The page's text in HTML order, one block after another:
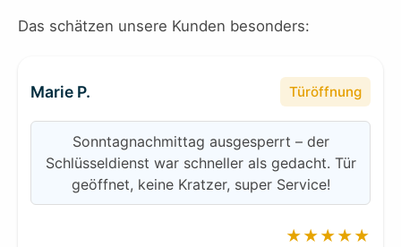
Das schätzen unsere Kunden besonders:
Marie P. Türöffnung
Sonntagnachmittag ausgesperrt – der
Schlüsseldienst war schneller als gedacht. Tür
geöffnet, keine Kratzer, super Service!
★★★★★